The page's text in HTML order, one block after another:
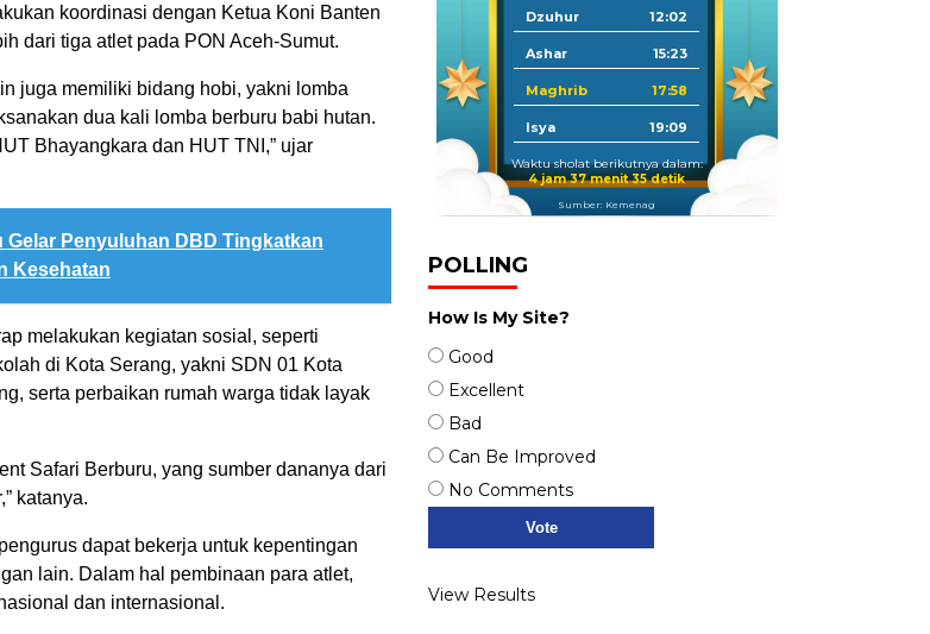
koordinasi dengan Ketua Koni Banten
dari tiga atlet pada PON Aceh-Sumut.
juga memiliki bidang hobi, yakni lomba
dua kali lomba berburu babi hutan.
Bhayangkara dan HUT TNI,” ujar
Gelar Penyuluhan DBD Tingkatkan
Kesehatan
melakukan kegiatan sosial, seperti
di Kota Serang, yakni SDN 01 Kota
serta perbaikan rumah warga tidak layak
Safari Berburu, yang sumber dananya dari
katanya.
dapat bekerja untuk kepentingan
lain. Dalam hal pembinaan para atlet,
dan internasional.
Dzuhur 12:02
Ashar 15:23
Maghrib 17:58
Isya 19:09
Waktu sholat berikutnya dalam:
4 jam 37 menit 33 detik
Sumber: Kemenag
POLLING
How Is My Site?
Good
Excellent
Bad
Can Be Improved
No Comments
View Results